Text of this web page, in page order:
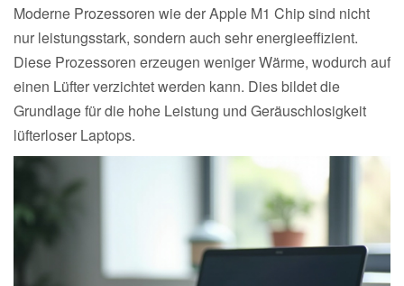
Moderne Prozessoren wie der Apple M1 Chip sind nicht
nur leistungsstark, sondern auch sehr energieeffizient.
Diese Prozessoren erzeugen weniger Wärme, wodurch auf
einen Lüfter verzichtet werden kann. Dies bildet die
Grundlage für die hohe Leistung und Geräuschlosigkeit
lüfterloser Laptops.